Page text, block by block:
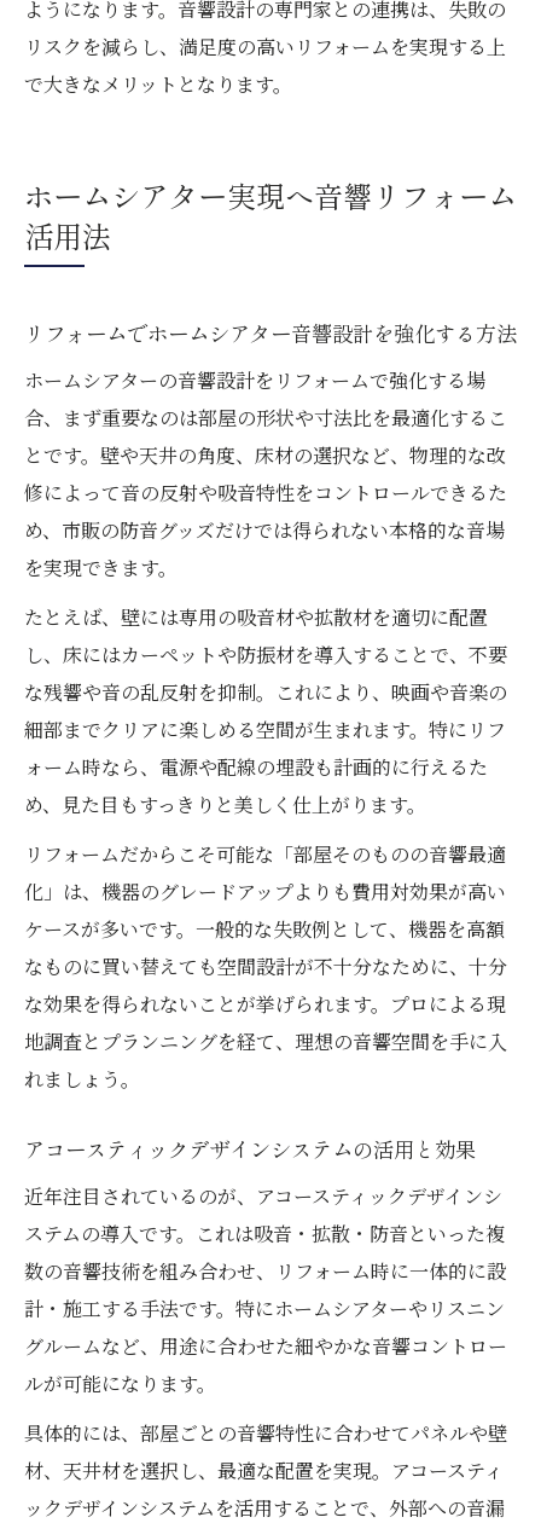
ようになります。音響設計の専門家との連携は、失敗の
リスクを減らし、満足度の高いリフォームを実現する上
で大きなメリットとなります。
ホームシアター実現へ音響リフォーム
活用法
リフォームでホームシアター音響設計を強化する方法
ホームシアターの音響設計をリフォームで強化する場
合、まず重要なのは部屋の形状や寸法比を最適化するこ
とです。壁や天井の角度、床材の選択など、物理的な改
修によって音の反射や吸音特性をコントロールできるた
め、市販の防音グッズだけでは得られない本格的な音場
を実現できます。
たとえば、壁には専用の吸音材や拡散材を適切に配置
し、床にはカーペットや防振材を導入することで、不要
な残響や音の乱反射を抑制。これにより、映画や音楽の
細部までクリアに楽しめる空間が生まれます。特にリフ
ォーム時なら、電源や配線の埋設も計画的に行えるた
め、見た目もすっきりと美しく仕上がります。
リフォームだからこそ可能な「部屋そのものの音響最適
化」は、機器のグレードアップよりも費用対効果が高い
ケースが多いです。一般的な失敗例として、機器を高額
なものに買い替えても空間設計が不十分なために、十分
な効果を得られないことが挙げられます。プロによる現
地調査とプランニングを経て、理想の音響空間を手に入
れましょう。
アコースティックデザインシステムの活用と効果
近年注目されているのが、アコースティックデザインシ
ステムの導入です。これは吸音・拡散・防音といった複
数の音響技術を組み合わせ、リフォーム時に一体的に設
計・施工する手法です。特にホームシアターやリスニン
グルームなど、用途に合わせた細やかな音響コントロー
ルが可能になります。
具体的には、部屋ごとの音響特性に合わせてパネルや壁
材、天井材を選択し、最適な配置を実現。アコースティ
ックデザインシステムを活用することで、外部への音漏